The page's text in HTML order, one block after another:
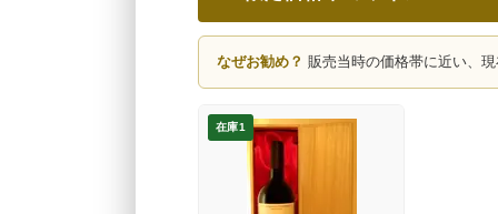
なぜお勧め？ 販売当時の価格帯に近い、
在庫1